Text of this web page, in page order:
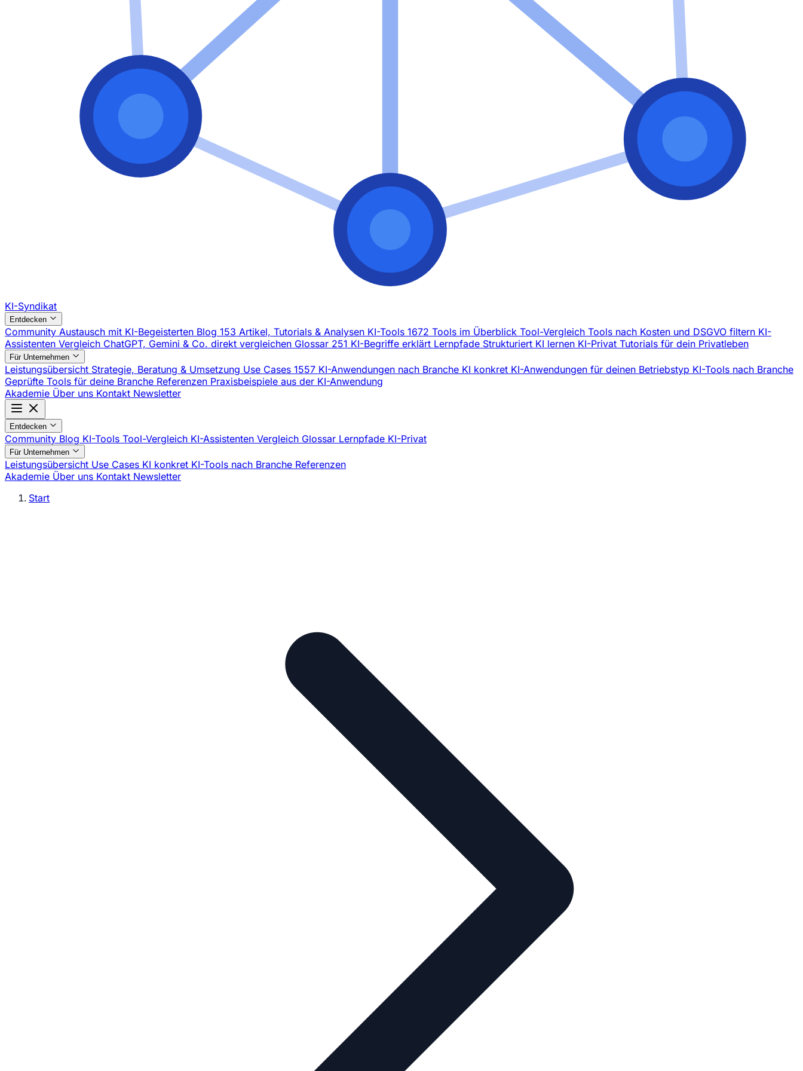
KI-Syndikat
Entdecken
Community Austausch mit KI-Begeisterten Blog 153 Artikel, Tutorials & Analysen KI-Tools 1672 Tools im Überblick Tool-Vergleich Tools nach Kosten und DSGVO filtern KI-
Assistenten Vergleich ChatGPT, Gemini & Co. direkt vergleichen Glossar 251 KI-Begriffe erklärt Lernpfade Strukturiert KI lernen KI-Privat Tutorials für dein Privatleben
Für Unternehmen
Leistungsübersicht Strategie, Beratung & Umsetzung Use Cases 1557 KI-Anwendungen nach Branche KI konkret KI-Anwendungen für deinen Betriebstyp KI-Tools nach Branche
Geprüfte Tools für deine Branche Referenzen Praxisbeispiele aus der KI-Anwendung
Akademie Über uns Kontakt Newsletter
Entdecken
Community Blog KI-Tools Tool-Vergleich KI-Assistenten Vergleich Glossar Lernpfade KI-Privat
Für Unternehmen
Leistungsübersicht Use Cases KI konkret KI-Tools nach Branche Referenzen
Akademie Über uns Kontakt Newsletter
Start